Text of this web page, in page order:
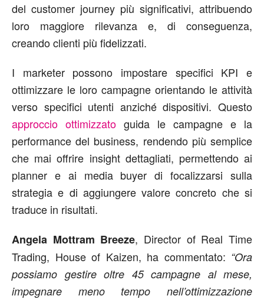
del customer journey più significativi, attribuendo
loro maggiore rilevanza e, di conseguenza,
creando clienti più fidelizzati.
I marketer possono impostare specifici KPI e
ottimizzare le loro campagne orientando le attività
verso specifici utenti anziché dispositivi. Questo
approccio ottimizzato guida le campagne e la
performance del business, rendendo più semplice
che mai offrire insight dettagliati, permettendo ai
planner e ai media buyer di focalizzarsi sulla
strategia e di aggiungere valore concreto che si
traduce in risultati.
Angela Mottram Breeze, Director of Real Time
Trading, House of Kaizen, ha commentato: “Ora
possiamo gestire oltre 45 campagne al mese,
impegnare meno tempo nell’ottimizzazione